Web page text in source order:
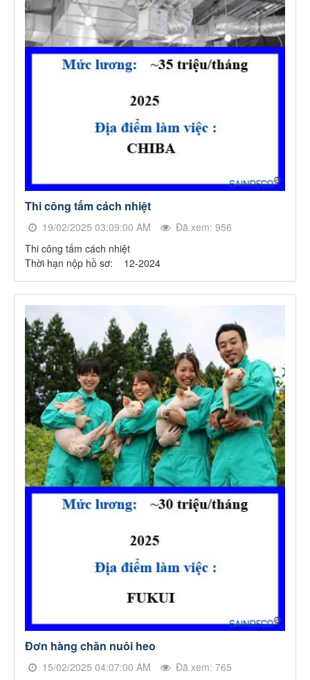
Thi công tấm cách nhiệt
19/02/2025 03:09:00 AM
Đã xem: 956
Thi công tấm cách nhiệt
Thời hạn nộp hồ sơ: 12-2024
Đơn hàng chăn nuôi heo
15/02/2025 04:07:00 AM
Đã xem: 765